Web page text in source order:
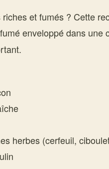
et fumés ? Cette
fumé enveloppé dans une
herbes (cerfeuil,